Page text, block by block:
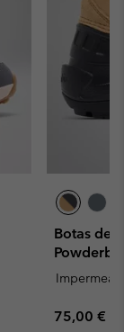
Botas de
Regular
75,00 €